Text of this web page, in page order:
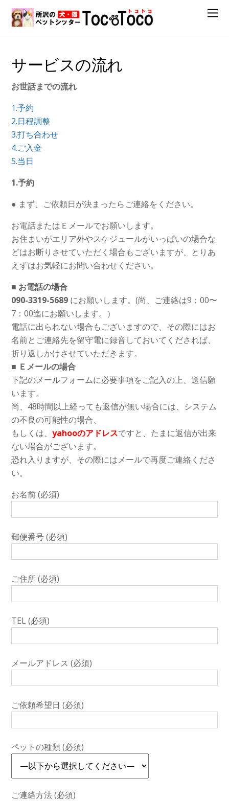
サービスの流れ
お世話までの流れ
1.予約
2.日程調整
3.打ち合わせ
4.ご入金
5.当日
1.予約
● まず、ご依頼日が決まったらご連絡をください。
お電話またはＥメールでお願いします。
お住まいがエリア外やスケジュールがいっぱいの場合な
どはお断りさせていただく場合もございますが、とりあ
えずはお気軽にお問い合わせください。
■ お電話の場合
090-3319-5689 にお願いします。(尚、ご連絡は9：00〜
7：00迄にお願いします。）
電話に出られない場合もございますので、その際にはお
名前とご連絡先を留守電に録音しておいてくだされば、
折り返しかけさせていただきます。
■ Ｅメールの場合
下記のメールフォームに必要事項をご記入の上、送信願
います。
尚、48時間以上経っても返信が無い場合には、システム
の不良の可能性の場合、
もしくは、yahooのアドレスですと、たまに返信が出来
ない場合がございます。
恐れ入りますが、その際にはメールで再度ご連絡くださ
い。
お名前 (必須)
郵便番号 (必須)
ご住所 (必須)
TEL (必須)
メールアドレス (必須)
ご依頼希望日 (必須)
ペットの種類 (必須)
ご連絡方法 (必須)